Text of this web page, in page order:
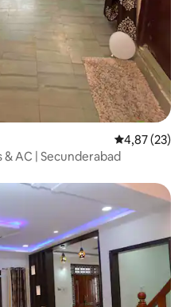
Gemiddelde
4,87 (23)
& AC | Secunderabad